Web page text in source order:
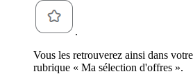
.
Vous les retrouverez ainsi dans
rubrique « Ma sélection d'offres ».